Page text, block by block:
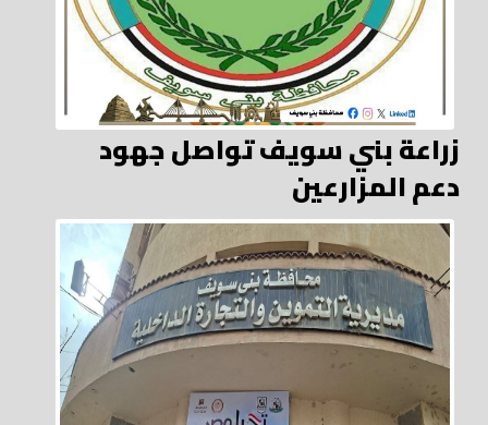
زراعة بني سويف تواصل جهود
دعم المزارعين